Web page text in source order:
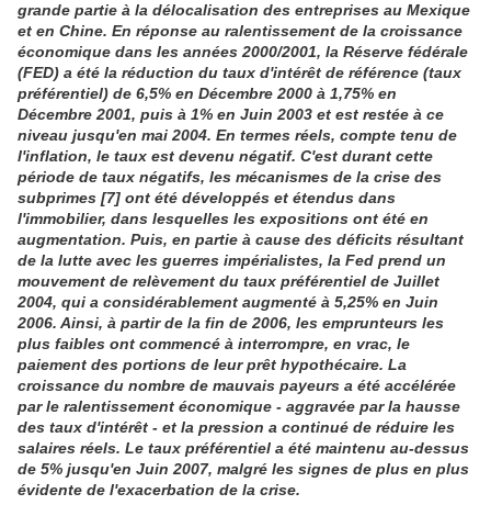
grande partie à la délocalisation des entreprises au Mexique
et en Chine. En réponse au ralentissement de la croissance
économique dans les années 2000/2001, la Réserve fédérale
(FED) a été la réduction du taux d'intérêt de référence (taux
préférentiel) de 6,5% en Décembre 2000 à 1,75% en
Décembre 2001, puis à 1% en Juin 2003 et est restée à ce
niveau jusqu'en mai 2004. En termes réels, compte tenu de
l'inflation, le taux est devenu négatif. C'est durant cette
période de taux négatifs, les mécanismes de la crise des
subprimes [7] ont été développés et étendus dans
l'immobilier, dans lesquelles les expositions ont été en
augmentation. Puis, en partie à cause des déficits résultant
de la lutte avec les guerres impérialistes, la Fed prend un
mouvement de relèvement du taux préférentiel de Juillet
2004, qui a considérablement augmenté à 5,25% en Juin
2006. Ainsi, à partir de la fin de 2006, les emprunteurs les
plus faibles ont commencé à interrompre, en vrac, le
paiement des portions de leur prêt hypothécaire. La
croissance du nombre de mauvais payeurs a été accélérée
par le ralentissement économique - aggravée par la hausse
des taux d'intérêt - et la pression a continué de réduire les
salaires réels. Le taux préférentiel a été maintenu au-dessus
de 5% jusqu'en Juin 2007, malgré les signes de plus en plus
évidente de l'exacerbation de la crise.